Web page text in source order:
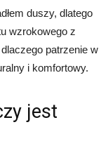
duszy, dlatego
wzrokowego z
patrzenie w
i komfortowy.
jest